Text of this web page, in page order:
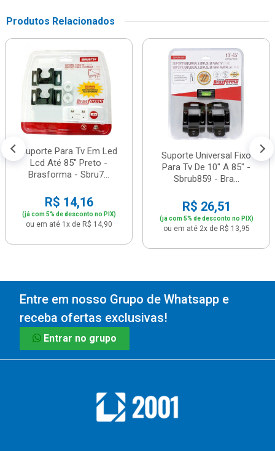
Produtos Relacionados
Suporte Para Tv Em Led
Lcd Até 85" Preto -
Brasforma - Sbru7...
R$ 14,16
(já com 5% de desconto no PIX)
ou em até 1x de R$ 14,90
Suporte Universal Fixo
Para Tv De 10" A 85" -
Sbrub859 - Bra...
R$ 26,51
(já com 5% de desconto no PIX)
ou em até 2x de R$ 13,95
Entre em nosso Grupo de Whatsapp e
receba ofertas exclusivas!
Entrar no grupo